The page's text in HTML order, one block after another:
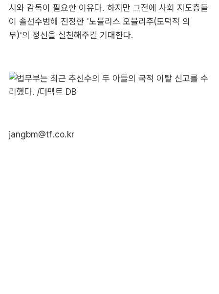
시와 감독이 필요한 이유다. 하지만 그전에 사회 지도층들
이 솔선수범해 진정한 '노블리스 오블리주(도덕적 의
무)'의 정신을 실천해주길 기대한다.
jangbm@tf.co.kr